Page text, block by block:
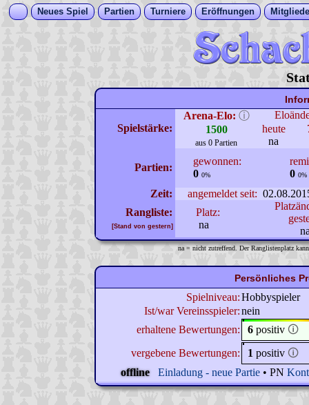
Neues Spiel Partien Turniere Eröffnungen
Spielstärke:
Arena-Elo: ⓘ
1500
aus 0 Partien
heute
na
Partien:
gewonnen:
0 0%
0 0%
Zeit: angemeldet seit:
Rangliste:
[Stand von gestern]
Platz:
na
na = nicht zutreffend. Der Ranglistenplatz
Persönliches
Spielniveau:Hobbyspieler
Ist/war Vereinsspieler:nein
erhaltene Bewertungen:
6 positiv 🛈
vergebene Bewertungen:
1 positiv 🛈
offline
Einladung - neue Partie • PN